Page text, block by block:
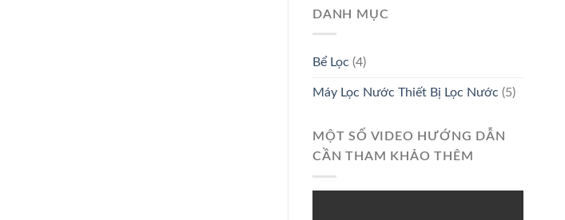
DANH MỤC
Bể Lọc (4)
Máy Lọc Nước Thiết Bị Lọc Nước (5)
MỘT SỐ VIDEO HƯỚNG DẪN
CẦN THAM KHẢO THÊM